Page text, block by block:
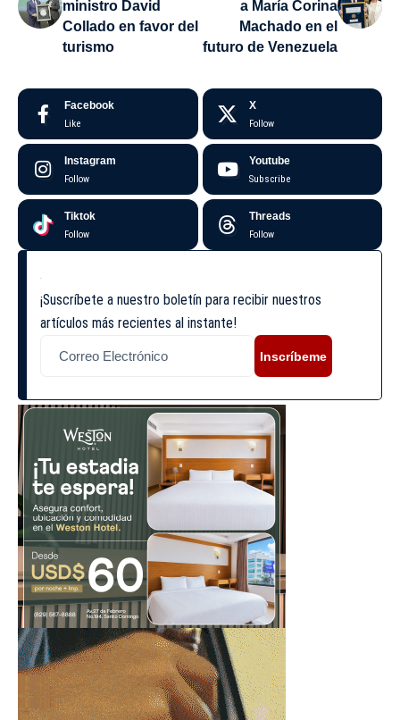
ministro David
Collado en favor del
turismo
a María Corina
Machado en el
futuro de Venezuela
Facebook
Like
X
Follow
Instagram
Follow
Youtube
Subscribe
Tiktok
Follow
Threads
Follow
¡Suscríbete a nuestro boletín para recibir nuestros
artículos más recientes al instante!
Inscríbeme